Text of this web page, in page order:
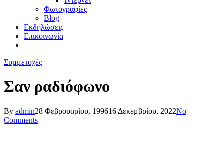
Φωτογραφίες
Blog
Εκδηλώσεις
Επικοινωνία
Συμμετοχές
Σαν ραδιόφωνο
By admin28 Φεβρουαρίου, 199616 Δεκεμβρίου, 2022No
Comments